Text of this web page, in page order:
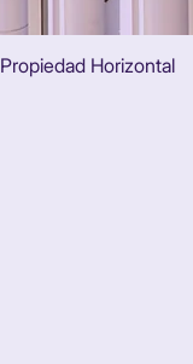
Propiedad Horizontal